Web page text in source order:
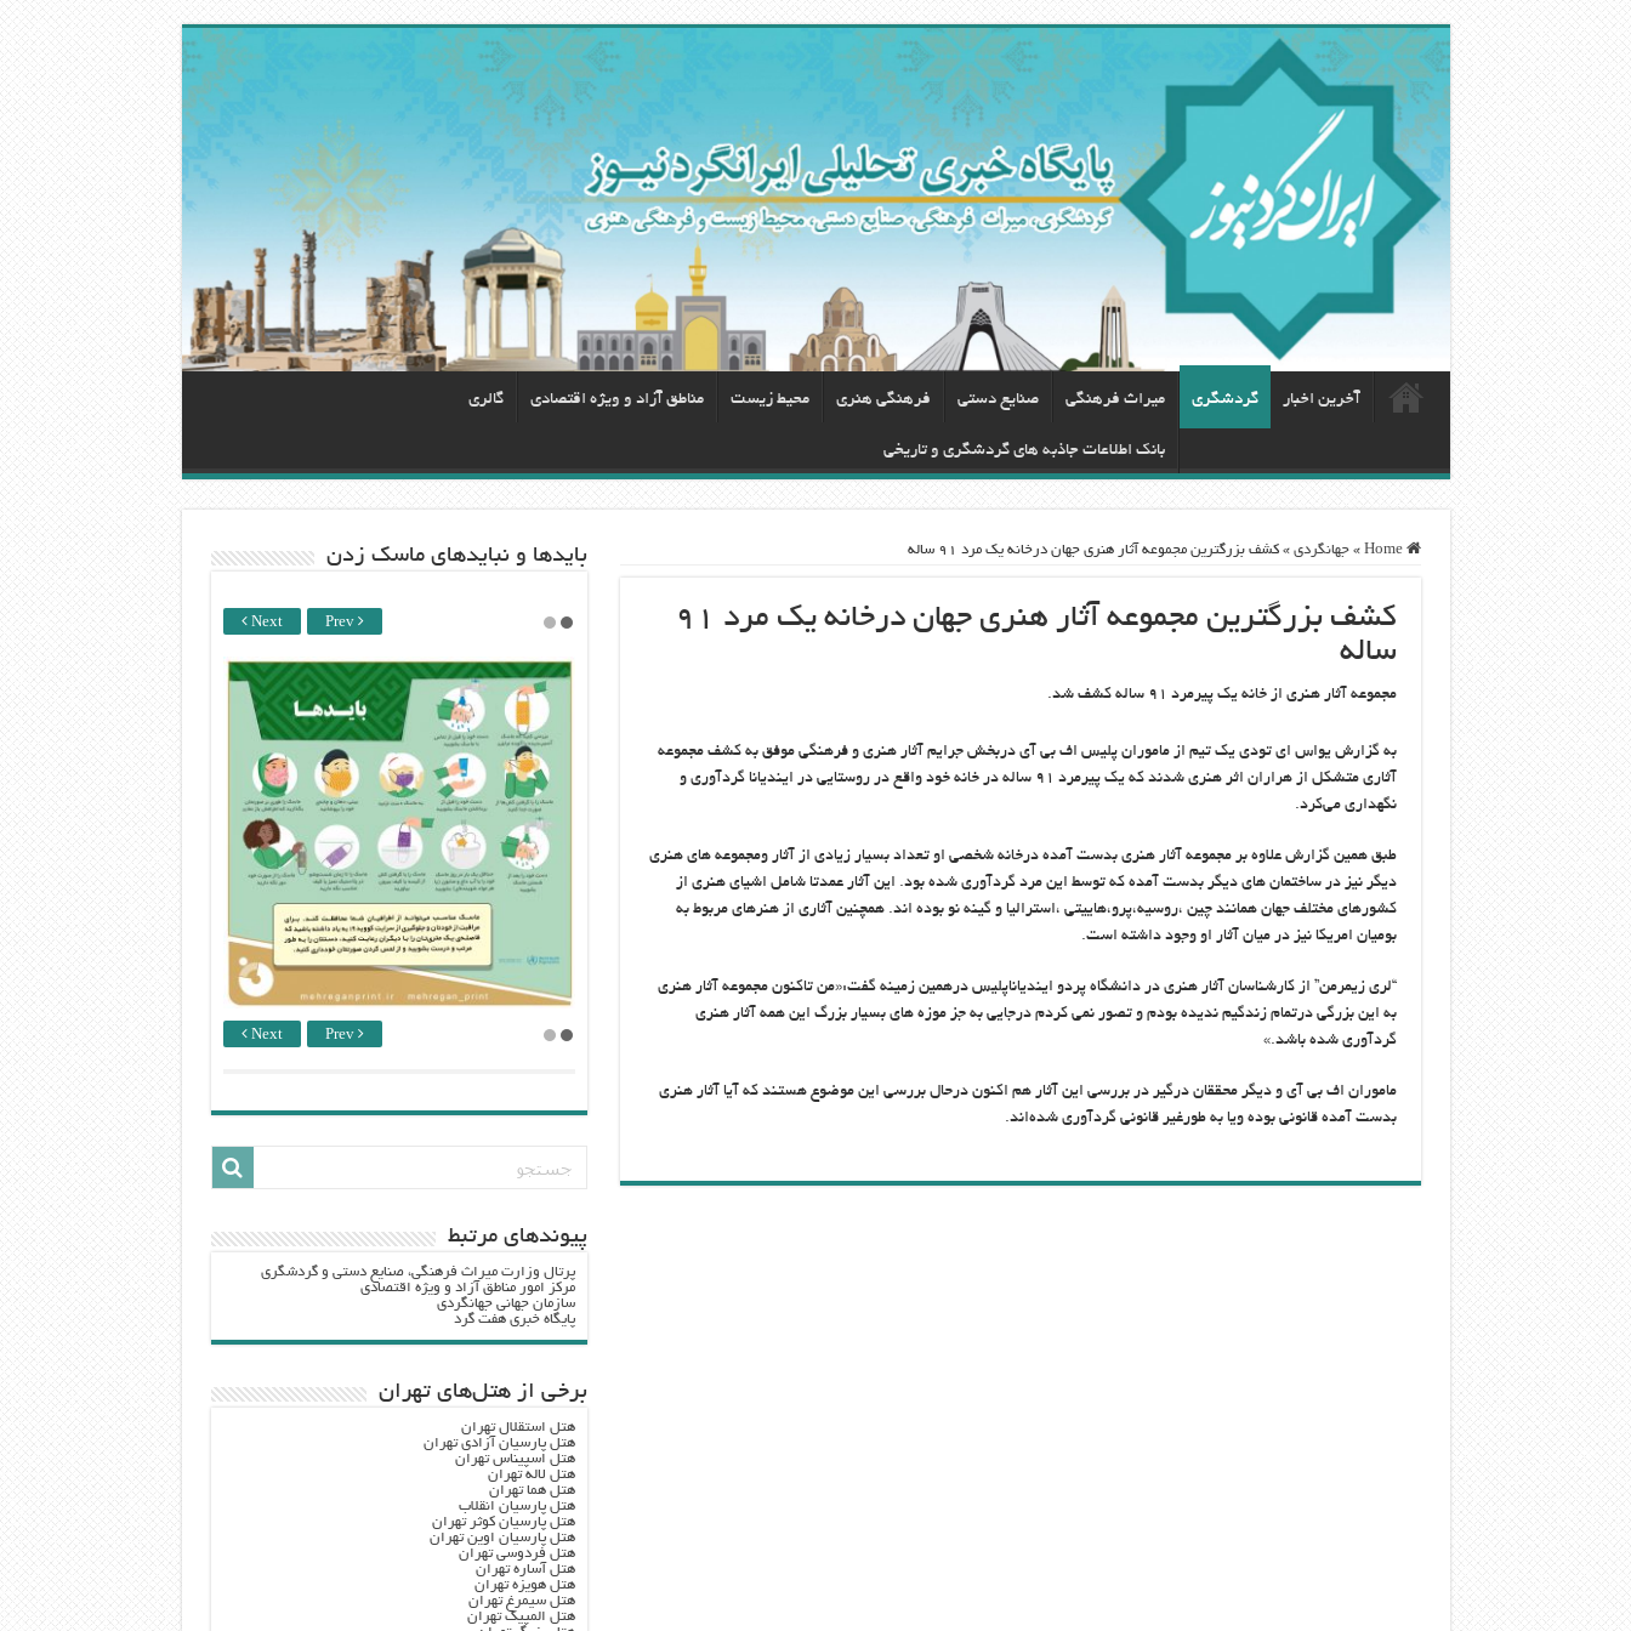
آخرین اخبار گردشگری ميراث فرهنگی صنایع دستی فرهنگی هنری محيط زيست مناطق آزاد و ویژه اقتصادی گالری
بانک اطلاعات جاذبه های گردشگری و تاریخی
Home
» جهانگردی » کشف بزرگترین مجموعه آثار هنری جهان درخانه یک مرد ۹۱ ساله
کشف بزرگترین مجموعه آثار هنری جهان درخانه یک مرد ۹۱
ساله
مجموعه آثار هنری از خانه یک پیرمرد ۹۱ ساله کشف شد.
به گزارش یواس ای تودی یک تیم از ماموران پلیس اف بی آی دربخش جرایم آثار هنری و فرهنگی موفق به کشف مجموعه
آثاری متشکل از هراران اثر هنری شدند که یک پیرمرد ۹۱ ساله در خانه خود واقع در روستایی در ایندیانا گردآوری و
نگهداری می‌کرد.
طبق همین گزارش علاوه بر مجموعه آثار هنری بدست آمده درخانه شخصی او تعداد بسیار زیادی از آثار ومجموعه های هنری
دیگر نیز در ساختمان های دیگر بدست آمده که توسط این مرد گردآوری شده بود. این آثار عمدتا شامل اشیای هنری از
کشورهای مختلف جهان همانند چین ،روسیه،پرو،هاییتی ،استرالیا و گینه نو بوده اند. همچنین آثاری از هنرهای مربوط به
بومیان امریکا نیز در میان آثار او وجود داشته است.
“لری زیمرمن” از کارشناسان آثار هنری در دانشگاه پردو ایندیاناپلیس درهمین زمینه گفت:«من تاکنون مجموعه آثار هنری
به این بزرگی درتمام زندگیم ندیده بودم و تصور نمی کردم درجایی به جز موزه های بسیار بزرگ این همه آثار هنری
گردآوری شده باشد.»
ماموران اف بی آی و دیگر محققان درگیر در بررسی این آثار هم اکنون درحال بررسی این موضوع هستند که آیا آثار هنری
بدست آمده قانونی بوده ویا به طورغیر قانونی گردآوری شده‌اند.
باید‌ها و نبایدهای ماسک زدن
Next Prev
Next Prev
پيوندهاي مرتبط
پرتال وزارت ميراث فرهنگي، صنایع دستی و گردشگري
مرکز امور مناطق آزاد و ویژه اقتصادی
سازمان جهانی جهانگردی
پایگاه خبری هفت گرد
برخی از هتل‌های تهران
هتل استقلال تهران
هتل پارسیان آزادی تهران
هتل اسپیناس تهران
هتل لاله تهران
هتل هما تهران
هتل پارسیان انقلاب
هتل پارسیان کوثر تهران
هتل پارسیان اوین تهران
هتل فردوسی تهران
هتل آساره تهران
هتل هویزه تهران
هتل سیمرغ تهران
هتل المپیک تهران